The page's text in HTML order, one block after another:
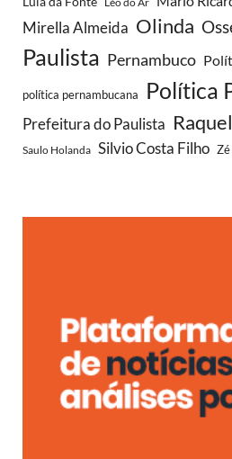
Mirella Almeida Olinda
Paulista Pernambuco
política pernambucana Política
Prefeitura do Paulista
Saulo Holanda Silvio Costa Filho Zé